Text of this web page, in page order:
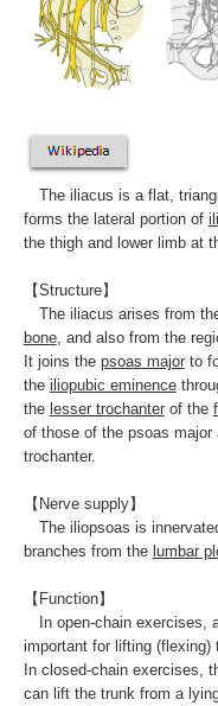
The iliacus is a flat,
forms the lateral portion of
the thighand lower limbat
【Structure】
The iliacus arises from
bone, and also from the
It joins the psoas majorto
the iliopubic eminence
the lesser trochanterof the
of those of the psoas
trochanter.
【Nerve supply】
The iliopsoas is
branches from the lumbar
【Function】
In open-chain exercises ,
important for lifting (flexing)
In closed-chain exercises ,
can lift the trunk from a